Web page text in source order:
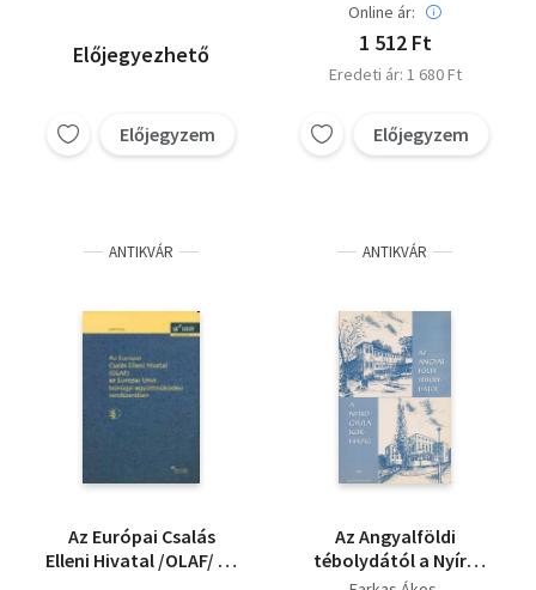
Előjegyezhető
Előjegyzem
Online ár:
1 512 Ft
Eredeti ár: 1 680 Ft
Előjegyzem
ANTIKVÁR
Az Európai Csalás
Elleni Hivatal /OLAF/ az
ANTIKVÁR
Az Angyalföldi
tébolydától a Nyírő
Gyula Kórházig